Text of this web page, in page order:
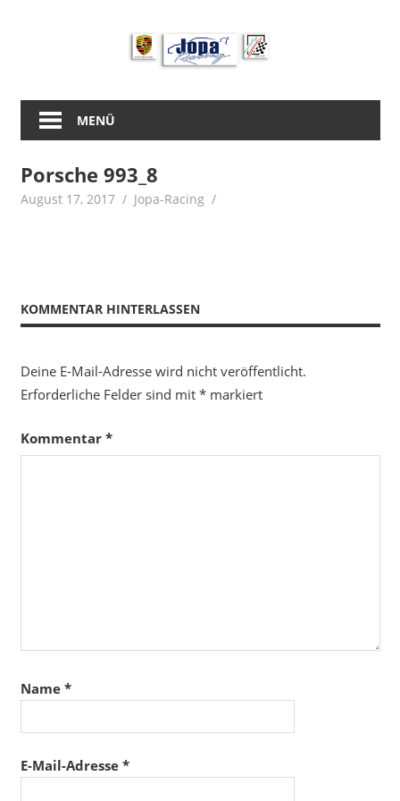
MENÜ
Porsche 993_8
August 17, 2017 Jopa-Racing
KOMMENTAR HINTERLASSEN
Deine E-Mail-Adresse wird nicht veröffentlicht.
Erforderliche Felder sind mit *markiert
Kommentar *
Name *
E-Mail-Adresse *